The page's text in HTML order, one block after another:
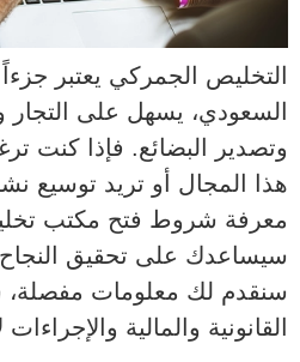
التخليص الجمركي يعتبر
السعودي، يسهل على
وتصدير البضائع. فإذا كنت
هذا المجال أو تريد توسيع
معرفة شروط فتح مكتب
سيساعدك على تحقيق
سنقدم لك معلومات مفصلة،
القانونية والمالية